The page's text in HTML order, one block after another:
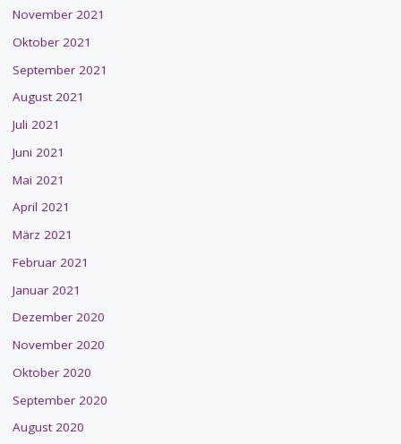
November 2021
Oktober 2021
September 2021
August 2021
Juli 2021
Juni 2021
Mai 2021
April 2021
März 2021
Februar 2021
Januar 2021
Dezember 2020
November 2020
Oktober 2020
September 2020
August 2020